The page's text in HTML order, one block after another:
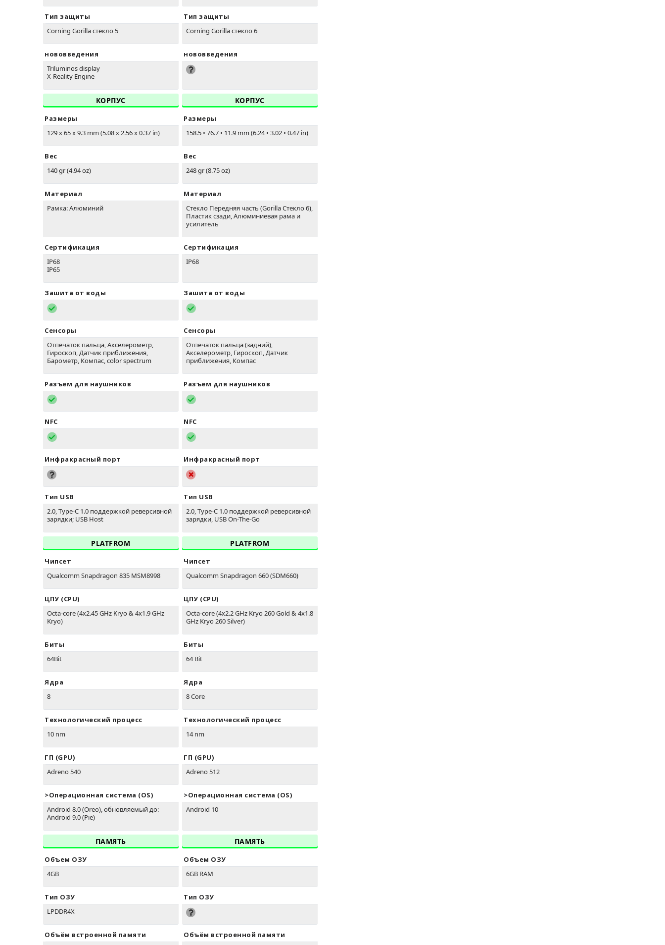
Тип защиты
Corning Gorilla стекло 5
нововведения
Triluminos display
X-Reality Engine
КОРПУС
Размеры
129 x 65 x 9.3 mm (5.08 x 2.56 x 0.37 in)
Вес
140 gr (4.94 oz)
Материал
Рамка: Алюминий
Сертификация
IP68
IP65
Зашита от воды
Сенсоры
Отпечаток пальца, Акселерометр,
Гироскоп, Датчик приближения,
Барометр, Компас, color spectrum
Разъем для наушников
NFC
Инфракрасный порт
Тип USB
2.0, Type-C 1.0 поддержкой реверсивной
зарядки; USB Host
PLATFROM
Чипсет
Qualcomm Snapdragon 835 MSM8998
ЦПУ (CPU)
Octa-core (4x2.45 GHz Kryo & 4x1.9 GHz
Kryo)
Биты
64Bit
Ядра
8
Технологический процесс
10 nm
ГП (GPU)
Adreno 540
>Oперационная система (OS)
Android 8.0 (Oreo), обновляемый до:
Android 9.0 (Pie)
ПАМЯТЬ
Объем ОЗУ
4GB
Тип ОЗУ
LPDDR4X
Объём встроенной памяти
Тип защиты
Corning Gorilla стекло 6
нововведения
КОРПУС
Размеры
158.5 • 76.7 • 11.9 mm (6.24• 3.02 • 0.47 in)
Вес
248 gr (8.75 oz)
Материал
Стекло Передняя часть (Gorilla Стекло 6),
Пластик сзади, Алюминиевая рама и
усилитель
Сертификация
IP68
Зашита от воды
Сенсоры
Отпечаток пальца (задний),
Акселерометр, Гироскоп, Датчик
приближения, Компас
Разъем для наушников
NFC
Инфракрасный порт
Тип USB
2.0, Type-C 1.0 поддержкой реверсивной
зарядки, USB On-The-Go
PLATFROM
Чипсет
Qualcomm Snapdragon 660 (SDM660)
ЦПУ (CPU)
Octa-core (4x2.2 GHz Kryo 260 Gold & 4x1.8
GHz Kryo 260 Silver)
Биты
64 Bit
Ядра
8 Core
Технологический процесс
14 nm
ГП (GPU)
Adreno 512
>Oперационная система (OS)
Android 10
ПАМЯТЬ
Объем ОЗУ
6GB RAM
Тип ОЗУ
Объём встроенной памяти